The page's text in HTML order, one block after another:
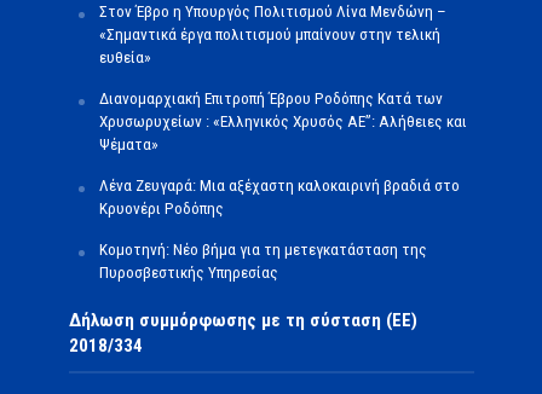
Στον Έβρο η Υπουργός Πολιτισμού Λίνα Μενδώνη –
«Σημαντικά έργα πολιτισμού μπαίνουν στην τελική
ευθεία»
Διανομαρχιακή Επιτροπή Έβρου Ροδόπης Κατά των
Χρυσωρυχείων : «Ελληνικός Χρυσός ΑΕ”: Αλήθειες και
Ψέματα»
Λένα Ζευγαρά: Μια αξέχαστη καλοκαιρινή βραδιά στο
Κρυονέρι Ροδόπης
Κομοτηνή: Νέο βήμα για τη μετεγκατάσταση της
Πυροσβεστικής Υπηρεσίας
Δήλωση συμμόρφωσης με τη σύσταση (ΕΕ)
2018/334